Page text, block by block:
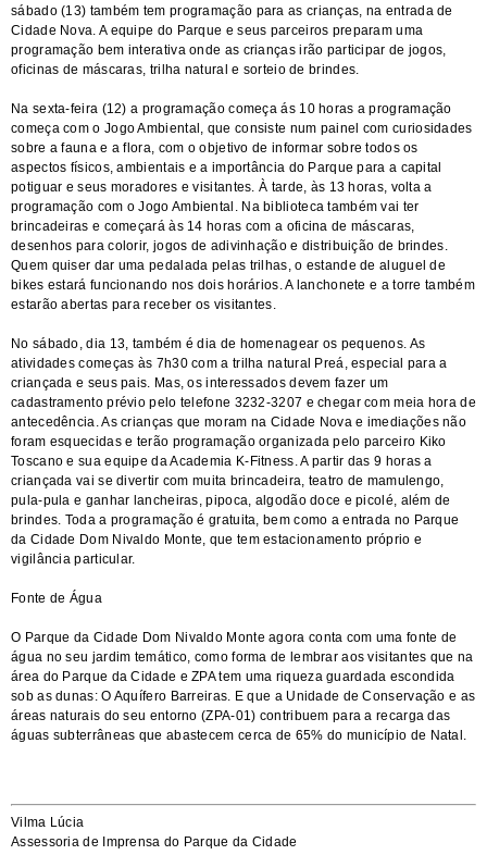
sábado (13) também tem programação para as crianças, na entrada de
Cidade Nova. A equipe do Parque e seus parceiros preparam uma
programação bem interativa onde as crianças irão participar de jogos,
oficinas de máscaras, trilha natural e sorteio de brindes.
Na sexta-feira (12) a programação começa ás 10 horas a programação
começa com o Jogo Ambiental, que consiste num painel com curiosidades
sobre a fauna e a flora, com o objetivo de informar sobre todos os
aspectos físicos, ambientais e a importância do Parque para a capital
potiguar e seus moradores e visitantes. À tarde, às 13 horas, volta a
programação com o Jogo Ambiental. Na biblioteca também vai ter
brincadeiras e começará às 14 horas com a oficina de máscaras,
desenhos para colorir, jogos de adivinhação e distribuição de brindes.
Quem quiser dar uma pedalada pelas trilhas, o estande de aluguel de
bikes estará funcionando nos dois horários. A lanchonete e a torre também
estarão abertas para receber os visitantes.
No sábado, dia 13, também é dia de homenagear os pequenos. As
atividades começas às 7h30 com a trilha natural Preá, especial para a
criançada e seus pais. Mas, os interessados devem fazer um
cadastramento prévio pelo telefone 3232-3207 e chegar com meia hora de
antecedência. As crianças que moram na Cidade Nova e imediações não
foram esquecidas e terão programação organizada pelo parceiro Kiko
Toscano e sua equipe da Academia K-Fitness. A partir das 9 horas a
criançada vai se divertir com muita brincadeira, teatro de mamulengo,
pula-pula e ganhar lancheiras, pipoca, algodão doce e picolé, além de
brindes. Toda a programação é gratuita, bem como a entrada no Parque
da Cidade Dom Nivaldo Monte, que tem estacionamento próprio e
vigilância particular.
Fonte de Água
O Parque da Cidade Dom Nivaldo Monte agora conta com uma fonte de
água no seu jardim temático, como forma de lembrar aos visitantes que na
área do Parque da Cidade e ZPA tem uma riqueza guardada escondida
sob as dunas: O Aquífero Barreiras. E que a Unidade de Conservação e as
áreas naturais do seu entorno (ZPA-01) contribuem para a recarga das
águas subterrâneas que abastecem cerca de 65% do município de Natal.
Vilma Lúcia
Assessoria de Imprensa do Parque da Cidade